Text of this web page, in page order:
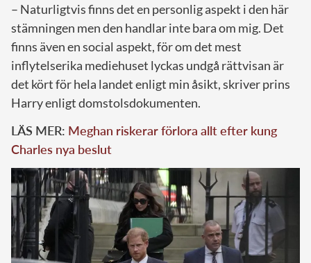
– Naturligtvis finns det en personlig aspekt i den här
stämningen men den handlar inte bara om mig. Det
finns även en social aspekt, för om det mest
inflytelserika mediehuset lyckas undgå rättvisan är
det kört för hela landet enligt min åsikt, skriver prins
Harry enligt domstolsdokumenten.
LÄS MER: Meghan riskerar förlora allt efter kung
Charles nya beslut